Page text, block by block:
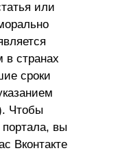
или
в странах
сроки
Чтобы
вы
Вконтакте